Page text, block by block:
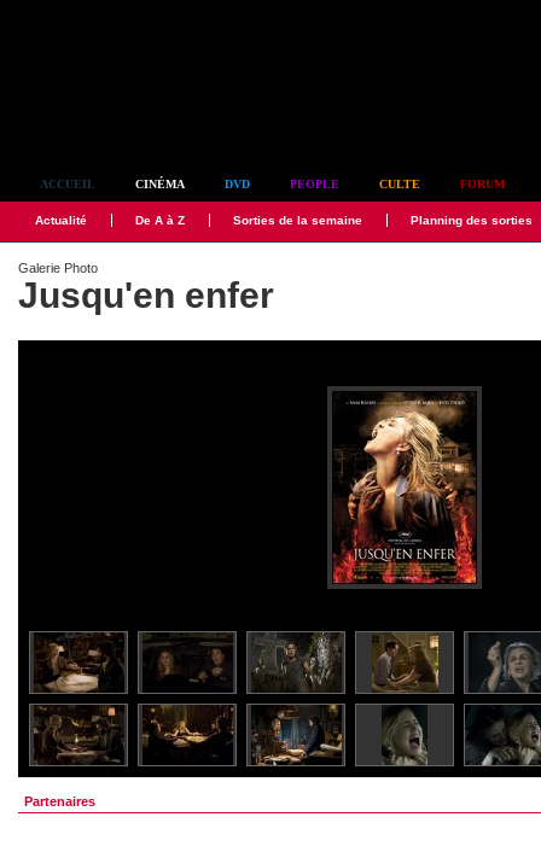
ACCUEIL CINÉMA DVD PEOPLE CULTE FORUM
Actualité De A à Z Sorties de la semaine Planning des sorties
Galerie Photo
Jusqu'en enfer
Partenaires